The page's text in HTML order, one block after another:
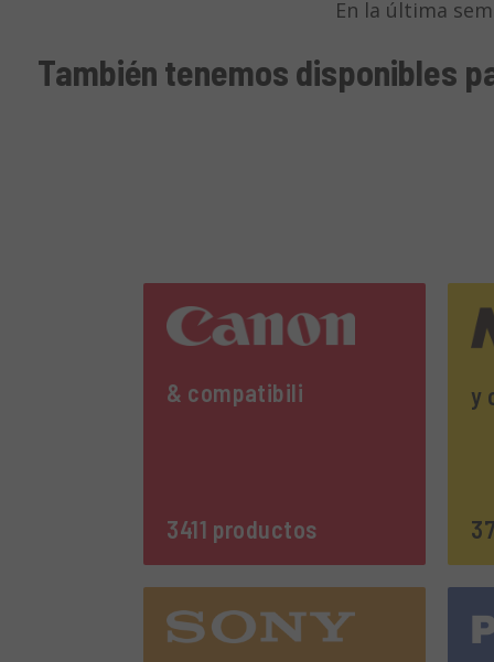
En la última
También tenemos disponibles
& compatibili
3411 productos
y